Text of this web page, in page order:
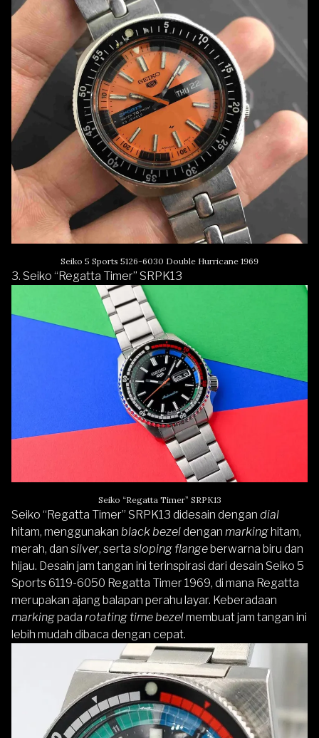
Seiko 5 Sports 5126-6030 Double Hurricane 1969
3. Seiko “Regatta Timer” SRPK13
Seiko “Regatta Timer” SRPK13
Seiko “Regatta Timer” SRPK13 didesain dengan dial
hitam, menggunakan black bezeldengan markinghitam,
merah, dan silver, serta sloping flangeberwarna biru dan
hijau. Desain jam tangan ini terinspirasi dari desain Seiko 5
Sports 6119-6050 Regatta Timer 1969, di mana Regatta
merupakan ajang balapan perahu layar. Keberadaan
markingpada rotating time bezelmembuat jam tangan ini
lebih mudah dibaca dengan cepat.